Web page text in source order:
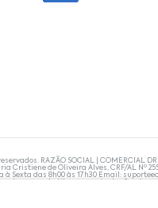
RAZÃO SOCIAL | COMERCIAL
Cristiene de Oliveira Alves, CRF/AL Nº
Sexta das 8h00 às 17h30 Email:
alguma, substituem as orientações de
Se os sintomas persistirem, um
possa realizar suas compras com
à confirmação da disponibilidade de